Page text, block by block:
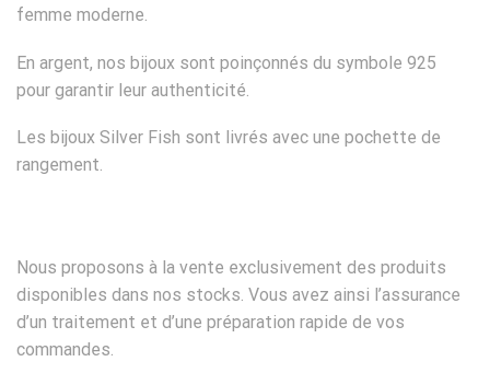
femme moderne.
En argent, nos bijoux sont poinçonnés du symbole 925
pour garantir leur authenticité.
Les bijoux Silver Fish sont livrés avec une pochette de
rangement.
Nous proposons à la vente exclusivement des produits
disponibles dans nos stocks. Vous avez ainsi l’assurance
d’un traitement et d’une préparation rapide de vos
commandes.